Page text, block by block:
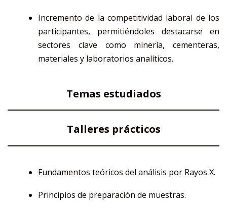
Incremento de la competitividad laboral de los
participantes, permitiéndoles destacarse en
sectores clave como minería, cementeras,
materiales y laboratorios analíticos.
Temas estudiados
Talleres prácticos
Fundamentos teóricos del análisis por Rayos X.
Principios de preparación de muestras.